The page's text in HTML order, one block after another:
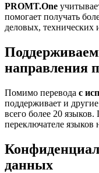
PROMT.One
помогает получать
деловых, технических
направления
Помимо перевода с
поддерживает и
всего более 20
переключателе языков
данных